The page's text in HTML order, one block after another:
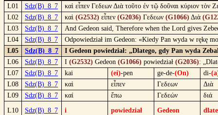
L01 Sdz(B)_8_7
καὶ εἶπεν Γεδεων Διὰ τοῦτο ἐν τῷ δοῦναι κύριον τὸν
L02
Sdz(B)_8_7 καὶ (G2532) εἶπεν (G2036) Γεδεων (G1066) Διὰ
L03
Sdz(B)_8_7
And Gedeon said, Therefore when the Lord gives
L04
Sdz(B)_8_7
Odpowiedział im Gedeon: «Kiedy Pan wyda w rękę
L05
Sdz(B)_8_7
I Gedeon powiedział: „Dlatego, gdy Pan wyda
L06
Sdz(B)_8_7 I (G2532) Gedeon (G1066) powiedział (G2036):
L07
Sdz(B)_8_7 kai (ei)-pen ge-de-(On) di-
L08
Sdz(B)_8_7 καὶ εἶπεν Γεδεων
Διὰ
L09
Sdz(B)_8_7 καί ἔπω Γεδεών διά
L10 Sdz(B)_8_7 i powiedział Gedeon